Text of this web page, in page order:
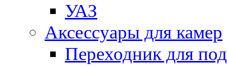
УАЗ
Аксессуары для камер
Переходник для